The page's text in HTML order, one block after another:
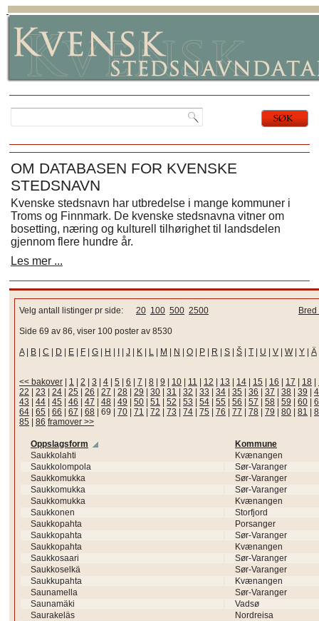
OM DATABASEN FOR KVENSKE
STEDSNAVN
Kvenske stedsnavn har utbredelse i mange kommuner i
Troms og Finnmark. De kvenske stedsnavna vitner om
bosetting, næring og kulturell tilhørighet til landsdelen
gjennom flere hundre år.
Les mer ...
Velg antall listinger pr side: 20 100 500 2500
Side 69 av 86, viser 100 poster av 8530
A| B C D E F G H J K L M N O P R S Š T U V W| Y Ä
<< bakover 1 2 3 4 5 6 7 8 9 10 11 12 13 14 15 16 17 18
22
23 24 25 26 27 28 29 30 31 32 33 34 35 36 37 38 39
43
44 45 46 47 48 49 50 51 52 53 54 55 56 57 58 59 60
64
65 66 67 68 69 70 71 72 73 74 75 76 77 78 79 80 81
85
86 framover >>
Oppslagsform
Kommune
Saukkolahti
Kvænangen
Saukkolompola
Sør-Varanger
Saukkomukka
Sør-Varanger
Saukkomukka
Sør-Varanger
Saukkomukka
Kvænangen
Saukkonen
Storfjord
Saukkopahta
Porsanger
Saukkopahta
Sør-Varanger
Saukkopahta
Kvænangen
Saukkosaari
Sør-Varanger
Saukkoselkä
Sør-Varanger
Saukkupahta
Kvænangen
Saunamella
Sør-Varanger
Saunamäki
Vadsø
Saurakeläs
Nordreisa